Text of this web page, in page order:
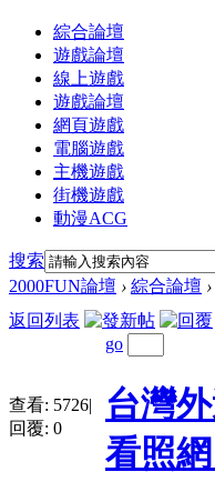
綜合論壇
遊戲論壇
線上遊戲
遊戲論壇
網頁遊戲
電腦遊戲
主機遊戲
街機遊戲
動漫ACG
搜索
2000FUN論壇 › 綜合論壇 ›
返回列表
查看: 5726|
回覆: 0
go
台灣
看照